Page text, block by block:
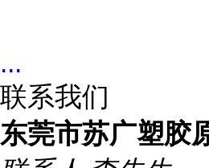
...
联系我们
东莞市苏广塑胶